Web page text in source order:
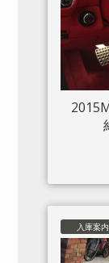
入庫案内